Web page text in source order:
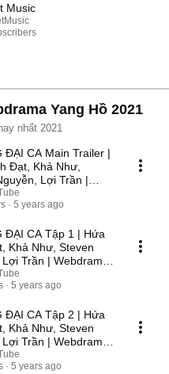
Music
Yang Hồ 2021
nhất 2021
ĐẠI CA Main Trailer |
Đạt, Khả Như,
Lợi Trần |
Yang Hồ 2021
5 years ago
ĐẠI CA Tập 1 | Hứa
Khả Như, Steven
Trần | Webdrama
5 years ago
ĐẠI CA Tập 2 | Hứa
Khả Như, Steven
Trần | Webdrama
5 years ago